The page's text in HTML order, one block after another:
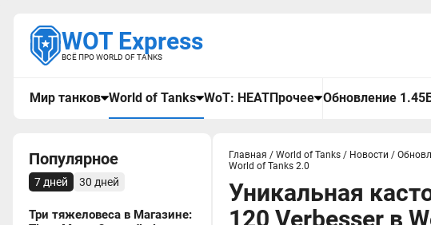
WOT Express
ВСЁ ПРО WORLD OF TANKS
Мир танков World of Tanks WoT: HEATПрочее Обновление 1.45
Популярное
7 дней 30 дней
Три тяжеловеса в Магазине:
Главная / World of Tanks / Новости /
World of Tanks 2.0
Уникальная
120 Verbesser в